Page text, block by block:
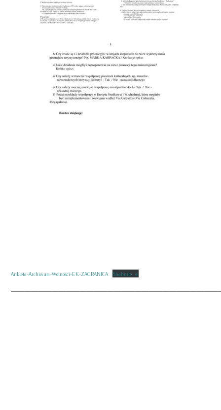
Ankieta-Archiwum-Wolnosci-EK-ZAGRANICA Stiahnite si